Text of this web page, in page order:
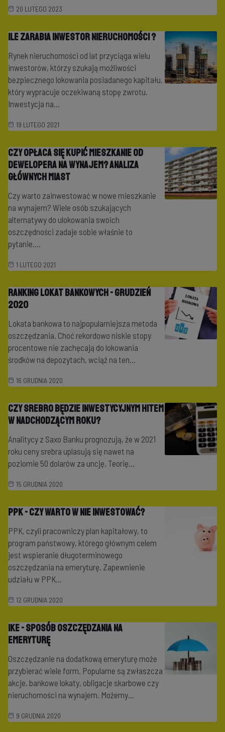
20 LUTEGO 2023
Ile zarabia inwestor nieruchomości ?
Rynek nieruchomości od lat przyciąga wielu
inwestorów, którzy szukają możliwości
bezpiecznego lokowania posiadanego kapitału,
który wypracuje oczekiwaną stopę zwrotu.
Inwestycja na...
19 LUTEGO 2021
Czy opłaca się kupić mieszkanie od
dewelopera na wynajem? Analiza
głównych miast
Czy warto zainwestować w nowe mieszkanie
na wynajem? Wiele osób szukających
alternatywy do ulokowania swoich
oszczędności zadaje sobie właśnie to
pytanie....
1 LUTEGO 2021
Ranking lokat bankowych - grudzień
2020
Lokata bankowa to najpopularniejsza metoda
oszczędzania. Choć rekordowo niskie stopy
procentowe nie zachęcają do lokowania
środków na depozytach, wciąż na ten...
16 GRUDNIA 2020
Czy srebro będzie inwestycyjnym hitem
w nadchodzącym roku?
Analitycy z Saxo Banku prognozują, że w 2021
roku ceny srebra uplasują się nawet na
poziomie 50 dolarów za uncję. Teorię...
15 GRUDNIA 2020
PPK - czy warto w nie inwestować?
PPK, czyli pracowniczy plan kapitałowy, to
program państwowy, którego głównym celem
jest wspieranie długoterminowego
oszczędzania na emeryturę. Zapewnienie
udziału w PPK...
12 GRUDNIA 2020
IKE - sposób oszczędzania na
emeryturę
Oszczędzanie na dodatkową emeryturę może
przybierać wiele form. Popularne są zwłaszcza
akcje, bankowe lokaty, obligacje skarbowe czy
nieruchomości na wynajem. Możemy...
9 GRUDNIA 2020